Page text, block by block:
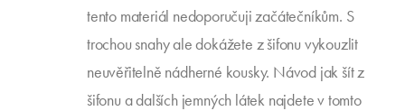
tento materiál nedoporučuji začátečníkům. S
trochou snahy ale dokážete z šifonu vykouzlit
neuvěřitelně nádherné kousky. Návod jak šít z
šifonu a dalších jemných látek najdete v tomto